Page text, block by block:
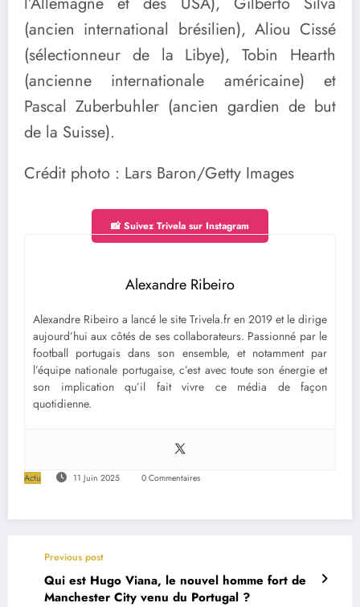
(ancien international brésilien), Aliou Cissé
(sélectionneur de la Libye), Tobin Hearth
(ancienne internationale américaine) et
Pascal Zuberbuhler (ancien gardien de but
de la Suisse).
Crédit photo : Lars Baron/Getty Images
📸 Suivez Trivela sur Instagram
Alexandre Ribeiro
Alexandre Ribeiro a lancé le site Trivela.fr en 2019 et le dirige
aujourd’hui aux côtés de ses collaborateurs. Passionné par le
football portugais dans son ensemble, et notamment par
l’équipe nationale portugaise, c’est avec toute son énergie et
son implication qu’il fait vivre ce média de façon
quotidienne.
Actu 11 Juin 2025 0 Commentaires
Previous post
Qui est Hugo Viana, le nouvel homme fort de
Manchester City venu du Portugal ?